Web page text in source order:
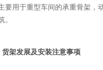
要用于重型车间的承重骨架，
。
货架发展及安装注意事项